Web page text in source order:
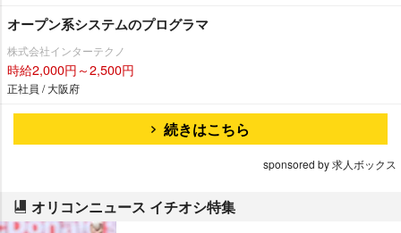
オープン系システムのプログラマ
株式会社インターテクノ
時給2,000円～2,500円
正社員 / 大阪府
続きはこちら
sponsored by 求人ボックス
オリコンニュース イチオシ特集